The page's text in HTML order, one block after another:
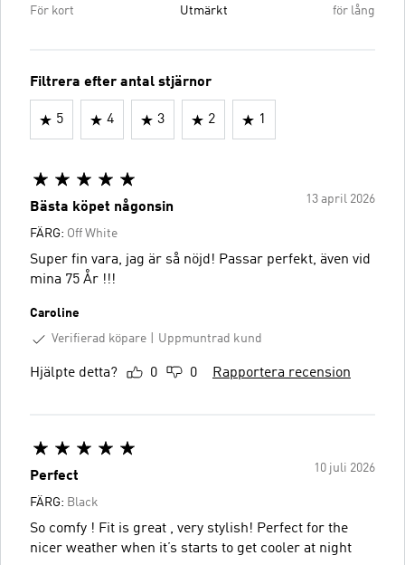
För kort Utmärkt för lång
Filtrera efter antal stjärnor
5 4 3 2 1
13 april 2026
Bästa köpet någonsin
FÄRG: Off White
Super fin vara, jag är så nöjd! Passar perfekt, även vid
mina 75 År !!!
Caroline
Verifierad köpare
Uppmuntrad kund
Hjälpte detta? 0 0 Rapportera recension
10 juli 2026
Perfect
FÄRG: Black
So comfy ! Fit is great , very stylish! Perfect for the
nicer weather when it’s starts to get cooler at night